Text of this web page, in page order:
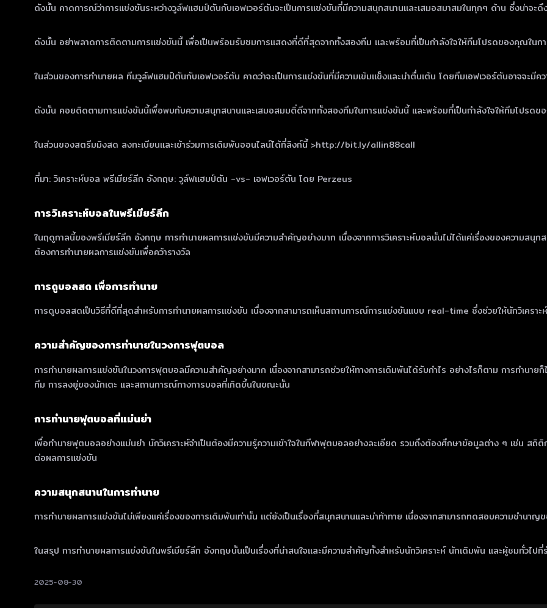
ดังนั้น คาดการณ์ว่าการแข่งขันระหว่างวูล์ฟแฮมป์ตันกับเอฟเวอร์ตันจะเป็นการแข่งขันที่มีความสนุกสนานและเสมอสมาสมในทุกๆ ด้าน ซึ่งน่าจะ
ดังนั้น อย่าพลาดการติดตามการแข่งขันนี้ เพื่อเป็นพร้อมรับชมการแสดงที่ดีที่สุดจากทั้งสองทีม และพร้อมที่เป็นกำลังใจให้ทีมโปรดของคุณในก
ในส่วนของการทำนายผล ทีมวูล์ฟแฮมป์ตันกับเอฟเวอร์ตัน คาดว่าจะเป็นการแข่งขันที่มีความเข้มแข็งและน่าตื่นเต้น โดยทีมเอฟเวอร์ตันอาจจะมีค
ดังนั้น คอยติดตามการแข่งขันนี้เพื่อพบกับความสนุกสนานและเสมอสมมติ่ดีจากทั้งสองทีมในการแข่งขันนี้ และพร้อมที่เป็นกำลังใจให้ทีมโปรด
ในส่วนของสตรีมมิงสด ลงทะเบียนและเข้าร่วมการเดิมพันออนไลน์ได้ที่ลิงก์นี้ >http://bit.ly/allin88call
ที่มา: วิเคราะห์บอล พรีเมียร์ลีก อังกฤษ: วูล์ฟแฮมป์ตัน -vs- เอฟเวอร์ตัน โดย Perzeus
การวิเคราะห์บอลในพรีเมียร์ลีก
ในฤดูกาลนี้ของพรีเมียร์ลีก อังกฤษ การทำนายผลการแข่งขันมีความสำคัญอย่างมาก เนื่องจากการวิเคราะห์บอลนั้นไม่ได้แค่เรื่องของความสนุ
ต้องการทำนายผลการแข่งขันเพื่อคว้ารางวัล
การดูบอลสด เพื่อการทำนาย
การดูบอลสดเป็นวิธีที่ดีที่สุดสำหรับการทำนายผลการแข่งขัน เนื่องจากสามารถเห็นสถานการณ์การแข่งขันแบบ real-time ซึ่งช่วยให้นักวิเคราะ
ความสำคัญของการทำนายในวงการฟุตบอล
การทำนายผลการแข่งขันในวงการฟุตบอลมีความสำคัญอย่างมาก เนื่องจากสามารถช่วยให้ทางการเดิมพันได้รับกำไร อย่างไรก็ตาม การทำนา
ทีม การลงยู่ของนักเตะ และสถานการณ์ทางการบอลที่เกิดขึ้นในขณะนั้น
การทำนายฟุตบอลที่แม่นยำ
เพื่อทำนายฟุตบอลอย่างแม่นยำ นักวิเคราะห์จำเป็นต้องมีความรู้ความเข้าใจในกีฬาฟุตบอลอย่างละเอียด รวมถึงต้องศึกษาข้อมูลต่าง ๆ เช่น ส
ต่อผลการแข่งขัน
ความสนุกสนานในการทำนาย
การทำนายผลการแข่งขันไม่เพียงแค่เรื่องของการเดิมพันเท่านั้น แต่ยังเป็นเรื่องที่สนุกสนานและน่าท้าทาย เนื่องจากสามารถทดสอบความชำนาญ
ในสรุป การทำนายผลการแข่งขันในพรีเมียร์ลีก อังกฤษนั้นเป็นเรื่องที่น่าสนใจและมีความสำคัญทั้งสำหรับนักวิเคราะห์ นักเดิมพัน และผู้ชมทั่วไป
2025-08-30